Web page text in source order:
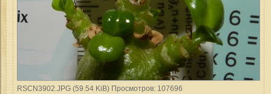
RSCN3902.JPG (59.54 KiB) Просмотров: 107696